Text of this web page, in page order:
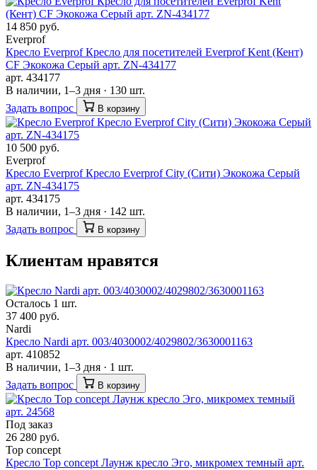
14 850 руб.
Everprof
Кресло Everprof Кресло для посетителей Everprof Kent (Кент)
CF Экокожа Серый арт. ZN-434177
арт. 434177
В наличии, 1–3 дня · 130 шт.
Задать вопрос
В корзину
10 500 руб.
Everprof
Кресло Everprof Кресло Everprof City (Сити) Экокожа Серый
арт. ZN-434175
арт. 434175
В наличии, 1–3 дня · 142 шт.
Задать вопрос
В корзину
Клиентам нравятся
Осталось 1 шт.
37 400 руб.
Nardi
Кресло Nardi арт. 003/4030002/4029802/3630001163
арт. 410852
В наличии, 1–3 дня · 1 шт.
Задать вопрос
В корзину
Под заказ
26 280 руб.
Top concept
Кресло Top concept Лаунж кресло Эго, микромех темный арт.